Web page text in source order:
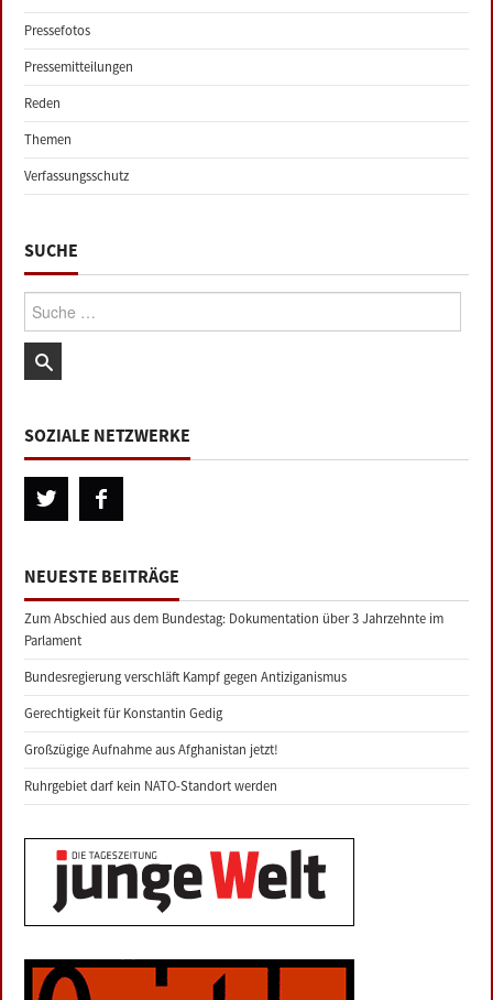
Pressefotos
Pressemitteilungen
Reden
Themen
Verfassungsschutz
SUCHE
Suche:
SOZIALE NETZWERKE
NEUESTE BEITRÄGE
Zum Abschied aus dem Bundestag: Dokumentation über 3 Jahrzehnte im
Parlament
Bundesregierung verschläft Kampf gegen Antiziganismus
Gerechtigkeit für Konstantin Gedig
Großzügige Aufnahme aus Afghanistan jetzt!
Ruhrgebiet darf kein NATO-Standort werden